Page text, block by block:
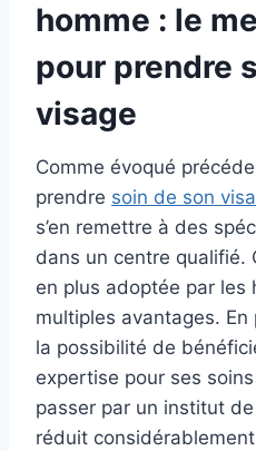
homme : le
pour prendre
visage
Comme évoqué
prendre soin de son
s’en remettre à des
dans un centre qualifié.
en plus adoptée par les
multiples avantages.
la possibilité de
expertise pour ses
passer par un institut
réduit